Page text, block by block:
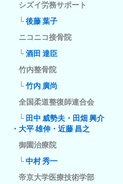
シズイ労務サポート
└後藤 葉子
ニコニコ接骨院
└酒田 達臣
竹内整骨院
└竹内 廣尚
全国柔道整復師連合会
└ 田中 威勢夫・田畑 興介
・大平 雄伸・近藤 昌之
御園治療院
└中村 秀一
帝京大学医療技術学部